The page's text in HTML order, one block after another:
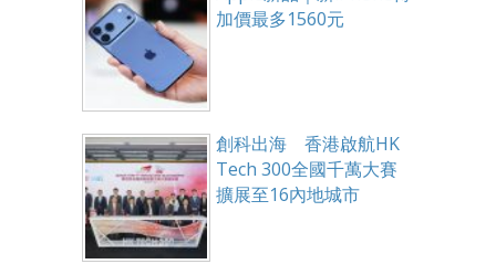
加價最多1560元
創科出海 香港啟航HK
Tech 300全國千萬大賽
擴展至16內地城市